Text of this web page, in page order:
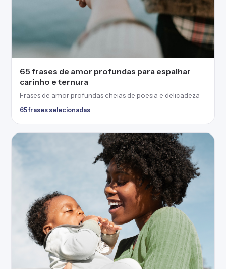
65 frases de amor profundas para espalhar
carinho e ternura
Frases de amor profundas cheias de poesia e delicadeza
65 frases selecionadas